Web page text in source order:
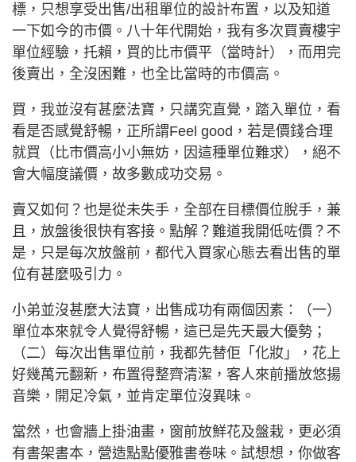
標，只想享受出售/出租單位的設計布置，以及知道
一下如今的市價。八十年代開始，我有多次買賣樓宇
單位經驗，托賴，買的比市價平（當時計），而用完
後賣出，全沒困難，也全比當時的市價高。
買，我並沒有甚麼法寶，只講究直覺，踏入單位，看
看是否感覺舒暢，正所謂Feel good，若是價錢合理
就買（比市價高小小無妨，因這種單位難求），絕不
會大幅度議價，故多數成功交易。
賣又如何？也是從未失手，全部在目標價位脫手，兼
且，放盤後很快有客接。點解？難道我開低咗價？不
是，只是每次放盤前，都代入買家心態去看出售的單
位有甚麼吸引力。
小弟並沒甚麼大法寶，出售成功有兩個因素：（一）
單位本來就令人覺得舒暢，這已是先天最大優勢；
（二）每次出售單位前，我都先替佢「化妝」，花上
好幾萬元翻新，布置得整齊清潔，客人來前播放悠揚
音樂，開足冷氣，並肯定單位沒異味。
當然，也會牆上掛油畫，窗前放鮮花及盤栽，更必須
有書架書本，營造點點優雅書卷味。試想想，你做客